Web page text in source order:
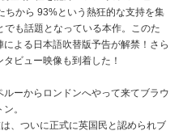
ちから 93%という熱狂的な支持を集
も話題となっている本作。このた
よる日本語吹替版予告が解禁！さら
ビュー映像も到着した！
ーからロンドンへやって来てブラウ
。
、ついに正式に英国民と認められブ